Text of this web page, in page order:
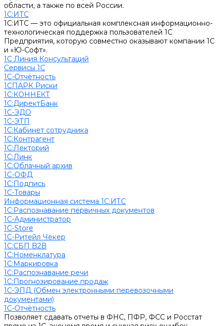
области, а также по всей России.
1С:ИТС
1С:ИТС — это официальная комплексная информационно-
технологическая поддержка пользователей 1С
Предприятия, которую совместно оказывают компании 1С
и «Ю-Софт».
1С Линия Консультаций
Сервисы 1С
1С-Отчётность
1СПАРК Риски
1С:КОННЕКТ
1С:ДиректБанк
1С-ЭДО
1С-ЭТП
1С:Кабинет сотрудника
1С:Контрагент
1С:Лекторий
1С:Линк
1С:Облачный архив
1С-ОФД
1С:Подпись
1С-Товары
Информационная система 1С:ИТС
1С:Распознавание первичных документов
1С-Администратор
1С-Store
1С-Ритейл Чекер
1С:СБП B2B
1С:Номенклатура
1С:Маркировка
1С:Распознавание речи
1С:Прогнозирование продаж
1С-ЭПД (Обмен электронными перевозочными
документами)
1С-Отчётность
Позволяет сдавать отчеты в ФНС, ПФР, ФСС и Росстат